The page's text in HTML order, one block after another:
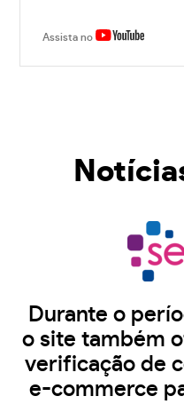
Assista no
Durante o
o site também
verificação de
e-commerce